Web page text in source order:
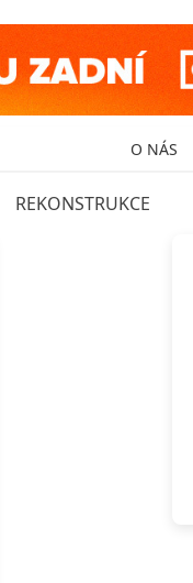
O NÁS
REKONSTRUKCE